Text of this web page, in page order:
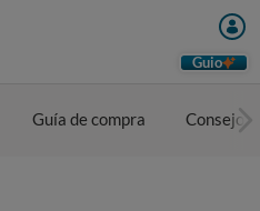
Guio
Guía de compra Consejos